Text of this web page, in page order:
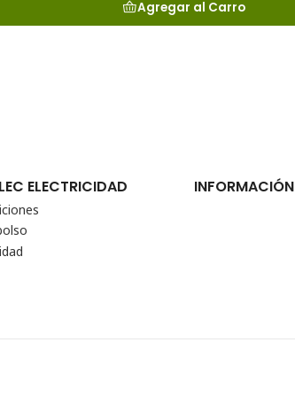
Agregar al Carro
ELECTRICIDAD INFORMACIÓN